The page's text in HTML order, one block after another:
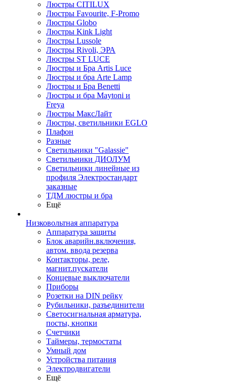
Люстры CITILUX
Люстры Favourite, F-Promo
Люстры Globo
Люстры Kink Light
Люстры Lussole
Люстры Rivoli, ЭРА
Люстры ST LUCE
Люстры и Бра Artis Luce
Люстры и бра Arte Lamp
Люстры и Бра Benetti
Люстры и бра Maytoni и
Freya
Люстры МаксЛайт
Люстры, светильники EGLO
Плафон
Разные
Светильники "Galassie"
Светильники ДИОЛУМ
Светильники линейные из
профиля Электростандарт
заказные
ТДМ люстры и бра
Ещё
Низковольтная аппаратура
Аппаратура защиты
Блок аварийн.включения,
автом. ввода резерва
Контакторы, реле,
магнит.пускатели
Концевые выключатели
Приборы
Розетки на DIN рейку
Рубильники, разъединители
Светосигнальная арматура,
посты, кнопки
Счетчики
Таймеры, термостаты
Умный дом
Устройства питания
Электродвигатели
Ещё